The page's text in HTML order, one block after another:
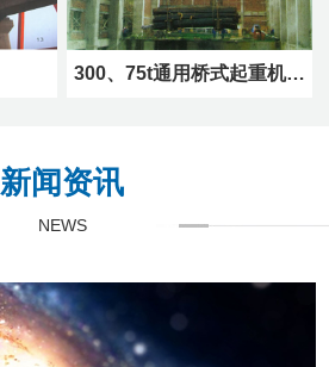
300、75t通用桥式起重机…
新闻资讯
NEWS